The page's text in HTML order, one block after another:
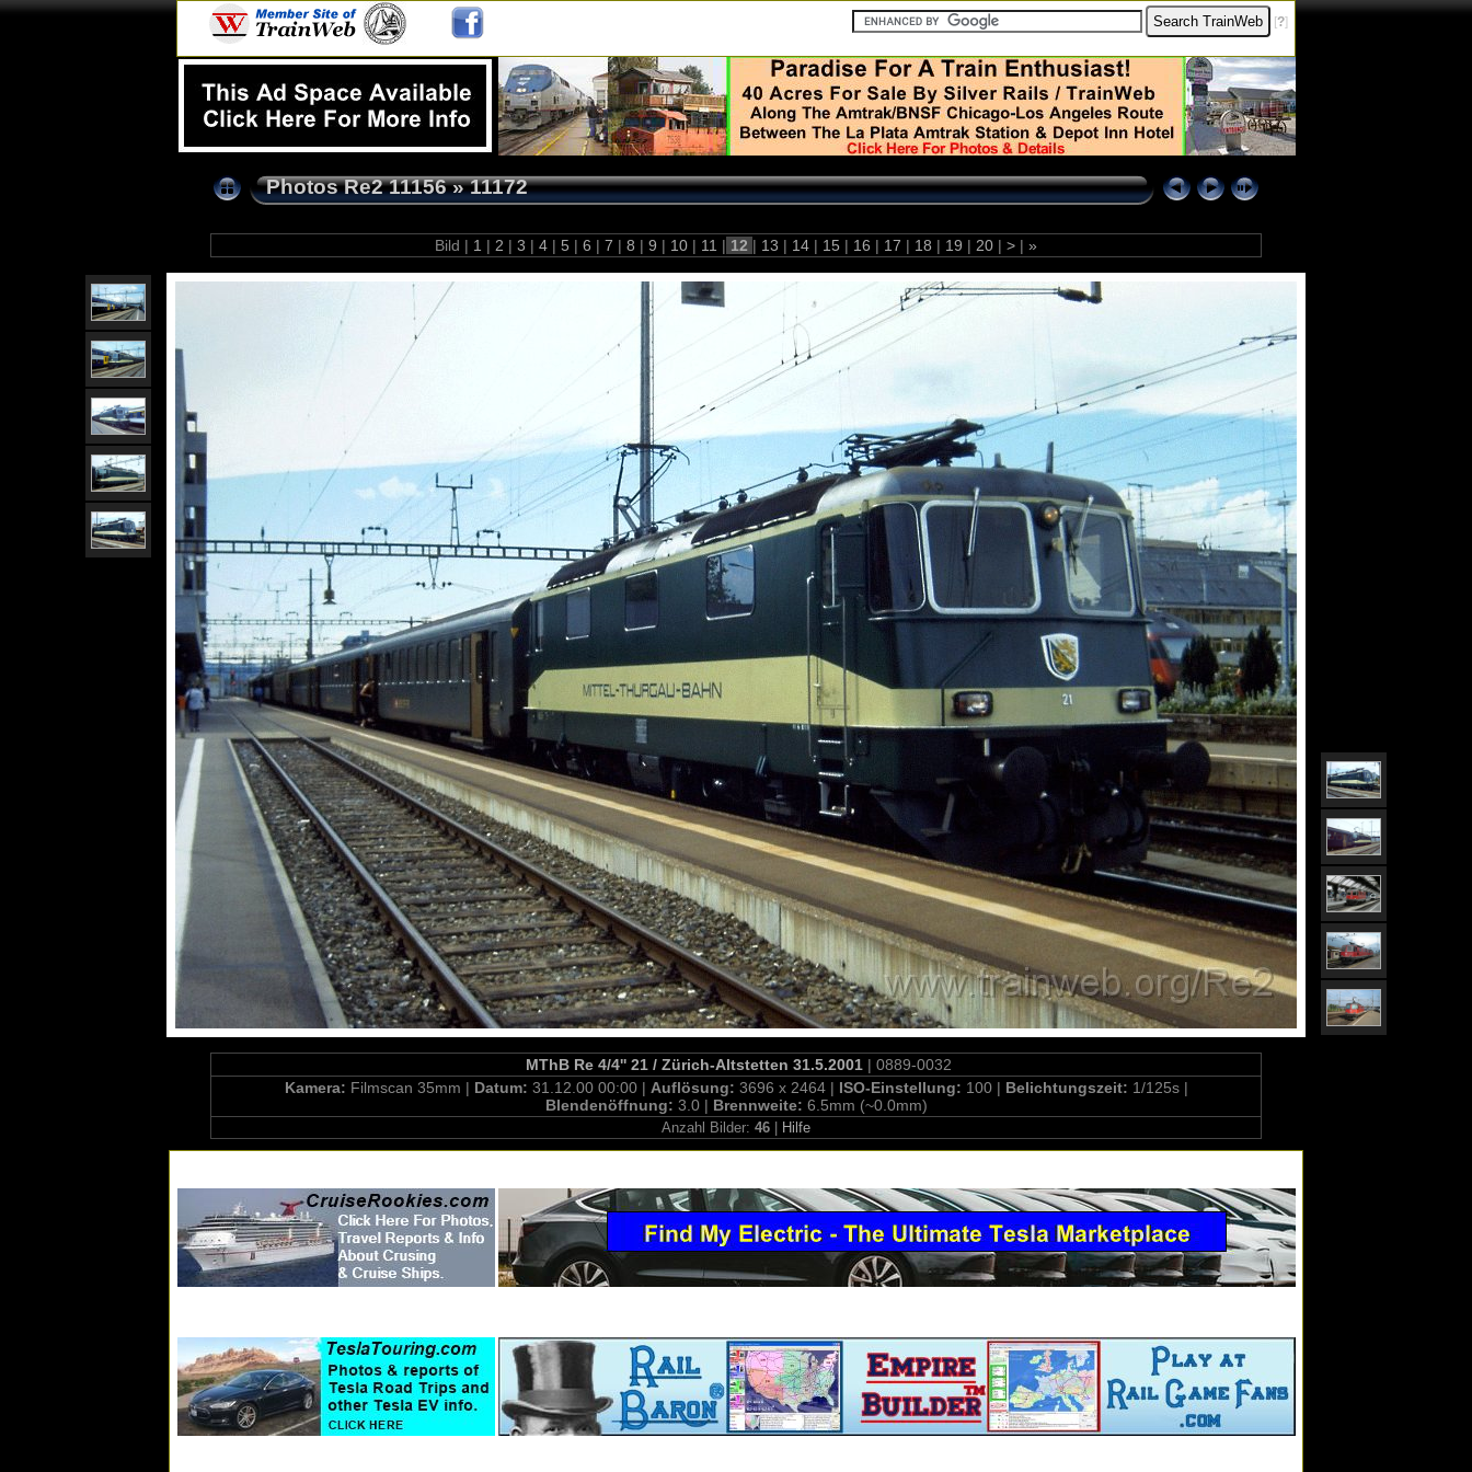
[?]
Photos Re2 11156»11172
Bild | 1 | 2 | 3 | 4 | 5 | 6 | 7 | 8 | 9 | 10 | 11 | 12 | 13 | 14 | 15 | 16 | 17 | 18 | 19 | 20 | > | »
MThB Re 4/4'' 21 / Zürich-Altstetten 31.5.2001| 0889-0032
Kamera: Filmscan 35mm | Datum: 31.12.00 00:00 | Auflösung: 3696 x 2464 | ISO-Einstellung: 100 | Belichtungszeit: 1/125s |
Blendenöffnung: 3.0 | Brennweite: 6.5mm (~0.0mm)
Anzahl Bilder: 46 Hilfe